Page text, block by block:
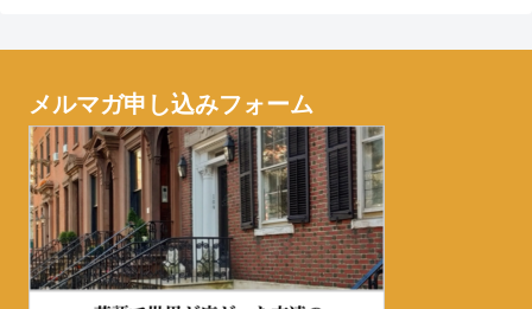
メルマガ申し込みフォーム